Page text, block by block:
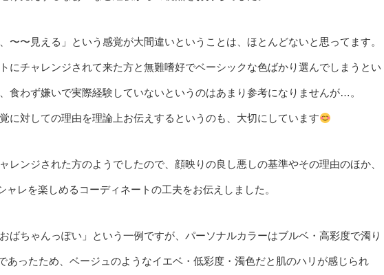
〜〜見える」という感覚が大間違いということは、ほとんどないと思ってます。
にチャレンジされて来た方と無難嗜好でベーシックな色ばかり選んでしまうとい
食わず嫌いで実際経験していないというのはあまり参考になりませんが…。
に対しての理由を理論上お伝えするというのも、大切にしています
レンジされた方のようでしたので、顔映りの良し悪しの基準やその理由のほか、
レを楽しめるコーディネートの工夫をお伝えしました。
ばちゃんっぽい」という一例ですが、パーソナルカラーはブルベ・高彩度で濁り
あったため、ベージュのようなイエベ・低彩度・濁色だと肌のハリが感じられ